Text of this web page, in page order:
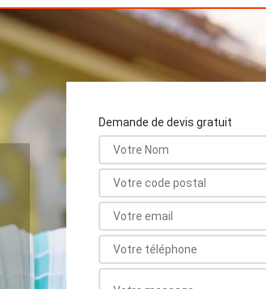
Demande de devis gratuit